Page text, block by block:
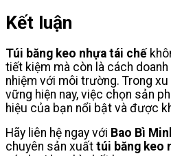
Kết luận
Túi băng keo nhựa tái chế
tiết kiệm mà còn là cách
nhiệm với môi trường. Trong
vững hiện nay, việc chọn sản
hiệu của bạn nổi bật và được
Hãy liên hệ ngay với Bao Bì
chuyên sản xuất túi băng keo